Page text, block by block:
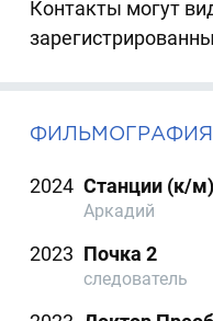
Контакты могут
ФИЛЬМОГРАФИЯ
2024 Станции (к/м)
Аркадий
2023 Почка 2
следователь